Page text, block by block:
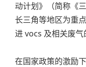
动计划》（简称《
长三角等地区为重
进 vocs 及相关废气
在国家政策的激励